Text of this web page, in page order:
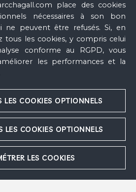
place des cookies
nécessaires à son bon
ne peuvent être refusés. Si, en
tous les cookies, y compris celui
conforme au RGPD, vous
les performances et la
LES COOKIES OPTIONNELS
LES COOKIES OPTIONNELS
LES COOKIES